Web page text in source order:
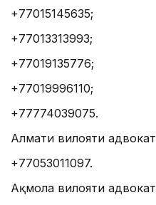
+77015145635;
+77013313993;
+77019135776;
+77019996110;
+77774039075.
Алмати вилояти
+77053011097.
Ақмола вилояти